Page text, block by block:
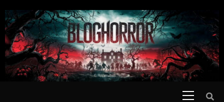
TO
CONTENT